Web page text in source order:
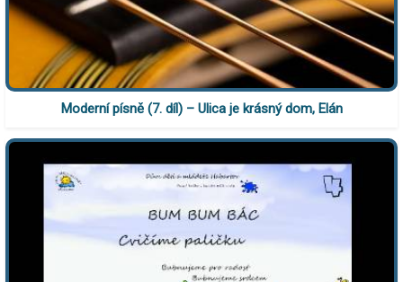
Moderní písně (7. díl) – Ulica je krásný dom, Elán